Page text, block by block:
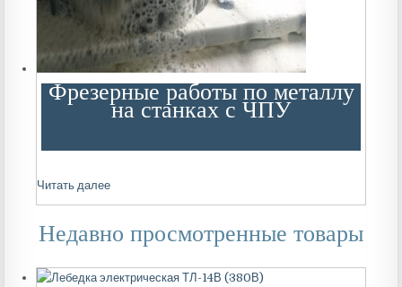
Фрезерные работы по металлу
на станках с ЧПУ
Читать далее
Недавно просмотренные товары